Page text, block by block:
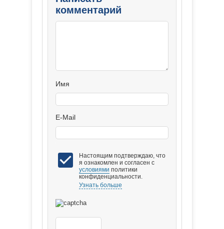
комментарий
Имя
E-Mail
Настоящим подтверждаю, что
я ознакомлен и согласен с
условиями политики
конфиденциальности.
Узнать больше